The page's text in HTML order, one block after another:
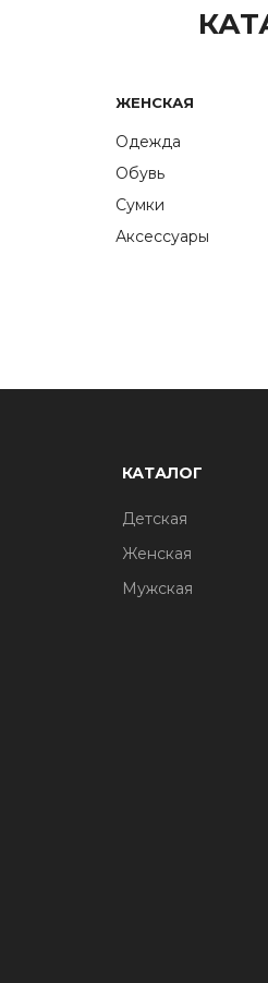
ЖЕНСКАЯ
Одежда
Обувь
Сумки
Аксессуары
КАТАЛОГ
Детская
Женская
Мужская